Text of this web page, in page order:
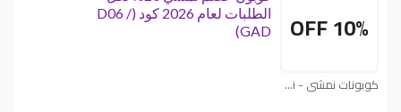
10% OFF
كوبونات نمشي - Namshi
الطلبات لعام 2026 كود (D06 /
GAD)